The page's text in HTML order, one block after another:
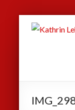
Zum
Business